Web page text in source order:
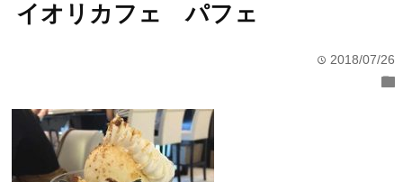
イオリカフェ パフェ
time 2018/07/26
folder